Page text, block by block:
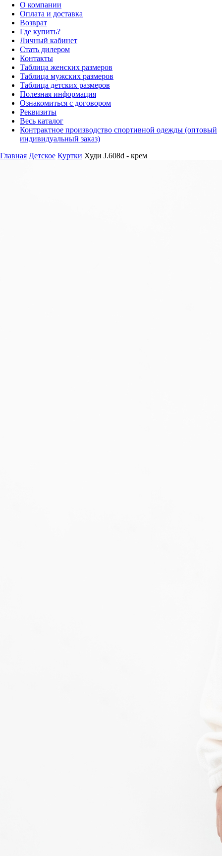
О компании
Оплата и доставка
Возврат
Где купить?
Личный кабинет
Стать дилером
Контакты
Таблица женских размеров
Таблица мужских размеров
Таблица детских размеров
Полезная информация
Ознакомиться с договором
Реквизиты
Весь каталог
Контрактное производство спортивной одежды (оптовый
индивидуальный заказ)
Главная Детское Куртки Худи J.608d - крем